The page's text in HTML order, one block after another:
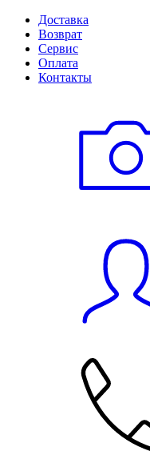
Доставка
Возврат
Сервис
Оплата
Контакты